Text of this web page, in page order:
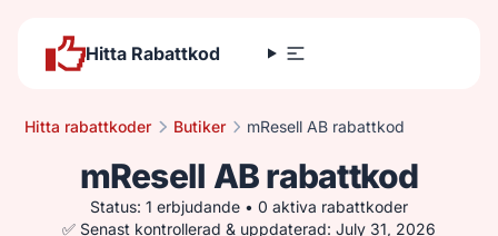
Hitta Rabattkod
Hitta rabattkoder Butiker mResell AB rabattkod
mResell AB rabattkod
Status: 1 erbjudande • 0 aktiva rabattkoder
✅ Senast kontrollerad & uppdaterad: July 31, 2026